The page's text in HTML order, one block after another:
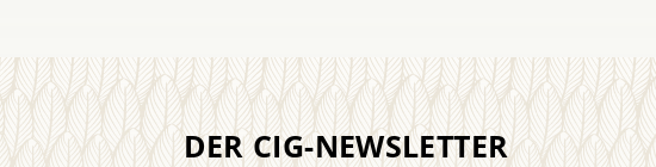
DER CIG-NEWSLETTER